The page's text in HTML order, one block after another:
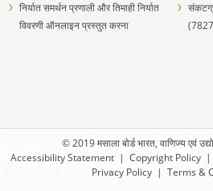
निर्यात समर्थन प्रणाली और तिमाही निर्यात
विवरणी ऑनलाइन प्रस्तुत करना
© 2019 मसाला बोर्ड भारत, वाणिज्य एवं
Accessibility Statement | Copyright Policy |
Privacy Policy | Terms &